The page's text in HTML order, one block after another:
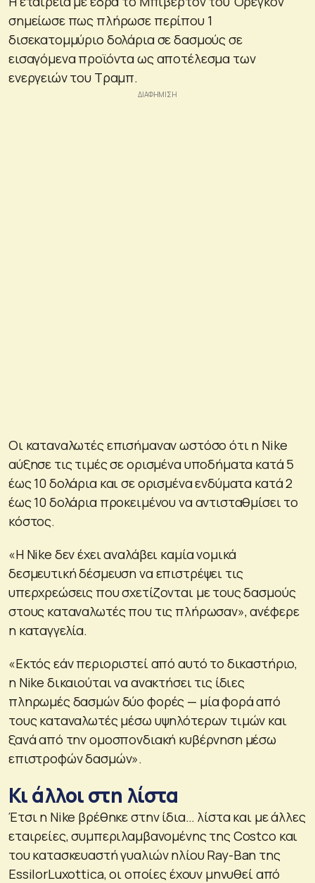
σημείωσε πως πλήρωσε περίπου 1
δισεκατομμύριο δολάρια σε δασμούς σε
εισαγόμενα προϊόντα ως αποτέλεσμα των
ενεργειών του Τραμπ.
Οι καταναλωτές επισήμαναν ωστόσο ότι η Nike
αύξησε τις τιμές σε ορισμένα υποδήματα κατά 5
έως 10 δολάρια και σε ορισμένα ενδύματα κατά 2
έως 10 δολάρια προκειμένου να αντισταθμίσει το
κόστος.
«Η Nike δεν έχει αναλάβει καμία νομικά
δεσμευτική δέσμευση να επιστρέψει τις
υπερχρεώσεις που σχετίζονται με τους δασμούς
στους καταναλωτές που τις πλήρωσαν», ανέφερε
η καταγγελία.
«Εκτός εάν περιοριστεί από αυτό το δικαστήριο,
η Nike δικαιούται να ανακτήσει τις ίδιες
πληρωμές δασμών δύο φορές — μία φορά από
τους καταναλωτές μέσω υψηλότερων τιμών και
ξανά από την ομοσπονδιακή κυβέρνηση μέσω
επιστροφών δασμών».
Κι άλλοι στη λίστα
Έτσι η Nike βρέθηκε στην ίδια… λίστα και με άλλες
εταιρείες, συμπεριλαμβανομένης της Costco και
του κατασκευαστή γυαλιών ηλίου Ray-Ban της
EssilorLuxottica, οι οποίες έχουν μηνυθεί από